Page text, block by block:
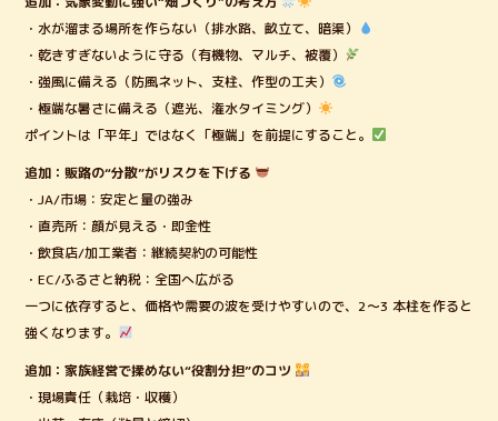
・水が溜まる場所を作らない（排水路、畝立て、暗渠）
・乾きすぎないように守る（有機物、マルチ、被覆）
・強風に備える（防風ネット、支柱、作型の工夫）
・極端な暑さに備える（遮光、潅水タイミング）
ポイントは「平年」ではなく「極端」を前提にすること。
追加：販路の“分散”がリスクを下げる
・JA/市場：安定と量の強み
・直売所：顔が見える・即金性
・飲食店/加工業者：継続契約の可能性
・EC/ふるさと納税：全国へ広がる
一つに依存すると、価格や需要の波を受けやすいので、2〜3 本柱を作ると
強くなります。
追加：家族経営で揉めない“役割分担”のコツ
・現場責任（栽培・収穫）